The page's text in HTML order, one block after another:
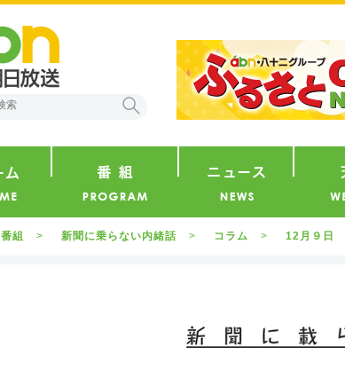
番組 新聞に乗らない内緒話 コラム 12月９日